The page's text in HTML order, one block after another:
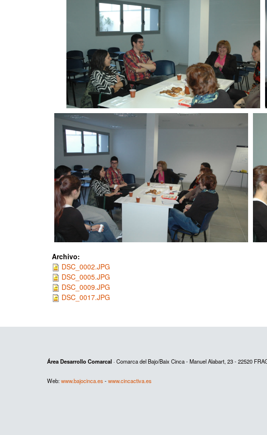
Archivo:
DSC_0002.JPG
DSC_0005.JPG
DSC_0009.JPG
DSC_0017.JPG
Área Desarrollo Comarcal · Comarca del Bajo/Baix Cinca - Manuel Alabart, 23 - 22520
Web:www.bajocinca.es -www.cincactiva.es